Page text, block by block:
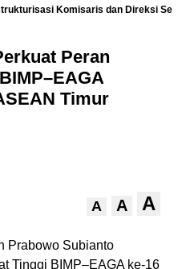
Komisaris dan Direksi
Peran
Timur
A A A
Prabowo Subianto
Tinggi BIMP–EAGA ke-16